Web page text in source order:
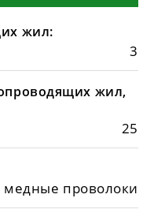
жил:
3
жил,
25
медные проволоки